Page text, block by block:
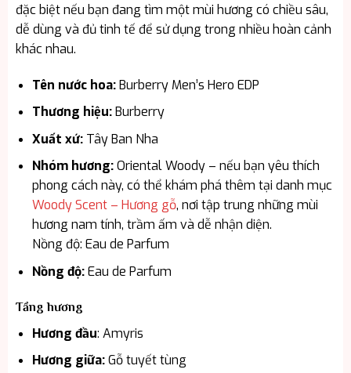
đặc biệt nếu bạn đang tìm một mùi hương có chiều sâu,
dễ dùng và đủ tinh tế để sử dụng trong nhiều hoàn cảnh
khác nhau.
Tên nước hoa:Burberry Men’s Hero EDP
Thương hiệu:Burberry
Xuất xứ:Tây Ban Nha
Nhóm hương:Oriental Woody – nếu bạn yêu thích
phong cách này, có thể khám phá thêm tại danh mục
Woody Scent – Hương gỗ, nơi tập trung những mùi
hương nam tính, trầm ấm và dễ nhận diện.
Nồng độ: Eau de Parfum
Nồng độ:Eau de Parfum
Tầng hương
Hương đầu: Amyris
Hương giữa:Gỗ tuyết tùng